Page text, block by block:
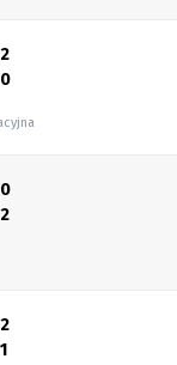
2
0
0
2
2
1